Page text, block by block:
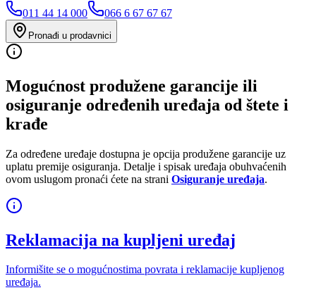
011 44 14 000
066 6 67 67 67
Pronađi u prodavnici
Mogućnost produžene garancije ili
osiguranje određenih uređaja od štete i
krađe
Za određene uređaje dostupna je opcija produžene garancije uz
uplatu premije osiguranja. Detalje i spisak uređaja obuhvaćenih
ovom uslugom pronaći ćete na strani Osiguranje uređaja.
Reklamacija na kupljeni uređaj
Informišite se o mogućnostima povrata i reklamacije kupljenog
uređaja.